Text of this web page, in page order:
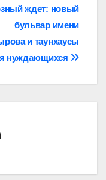
ждет: новый
бульвар имени
и таунхаусы
нуждающихся